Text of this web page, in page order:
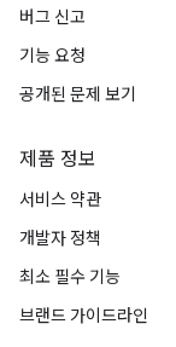
버그 신고
기능 요청
공개된 문제 보기
제품 정보
서비스 약관
개발자 정책
최소 필수 기능
브랜드 가이드라인